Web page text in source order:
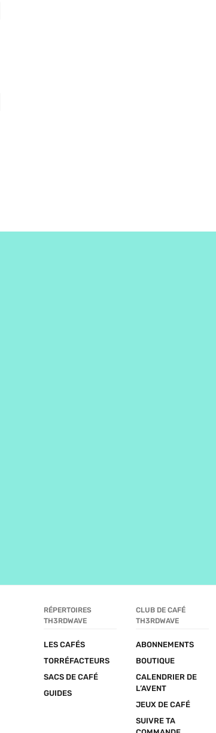
RÉPERTOIRES
TH3RDWAVE
LES CAFÉS
TORRÉFACTEURS
SACS DE CAFÉ
GUIDES
CLUB DE CAFÉ
TH3RDWAVE
ABONNEMENTS
BOUTIQUE
CALENDRIER DE
L’AVENT
JEUX DE CAFÉ
SUIVRE TA